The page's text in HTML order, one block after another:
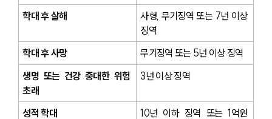
학대 후 살해
사형, 무기징역 또는 7년 이상
징역
학대 후 사망
무기징역 또는 5년 이상 징역
생명 또는 건강 중대한 위험
초래
3년 이상 징역
성적 학대
10년 이하 징역 또는 1억원